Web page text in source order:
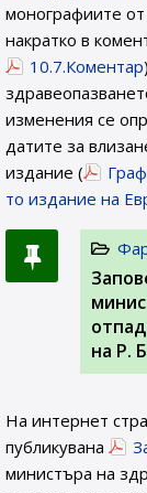
монографиите
накратко в
10.7.Коментар
изменения се
датите за
издание (
то издание на
на Р.
На интернет
публикувана
министъра на